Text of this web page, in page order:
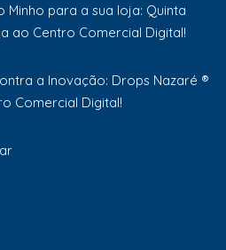
Minho para a sua loja: Quinta
ao Centro Comercial Digital!
a Inovação: Drops Nazaré ®
Comercial Digital!